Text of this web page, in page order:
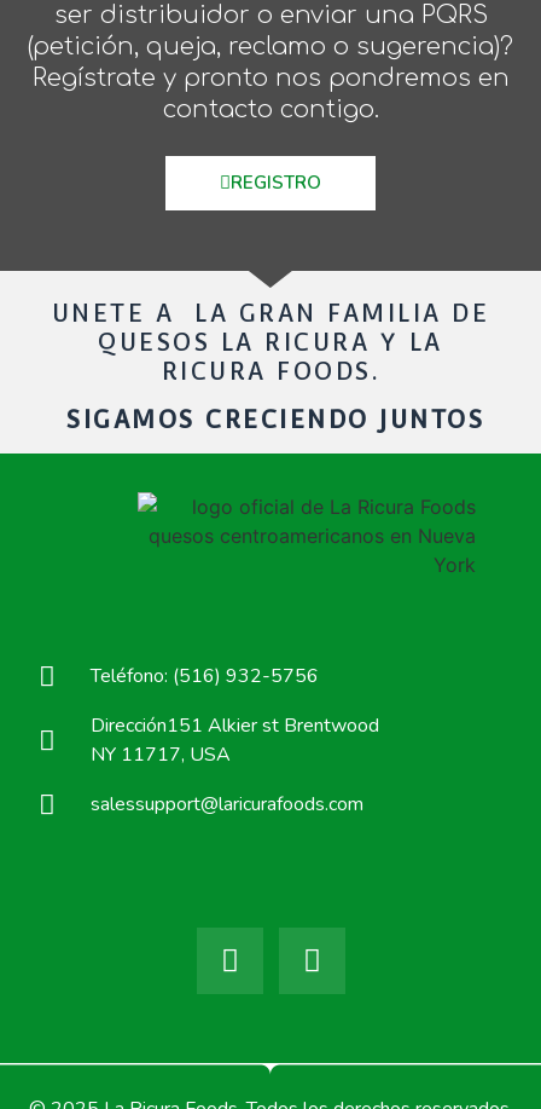
ser distribuidor o enviar una PQRS
(petición, queja, reclamo o sugerencia)?
Regístrate y pronto nos pondremos en
contacto contigo.
REGISTRO
UNETE A LA GRAN FAMILIA DE
QUESOS LA RICURA Y LA
RICURA FOODS.
SIGAMOS CRECIENDO JUNTOS
Teléfono: (516) 932-5756
Dirección151 Alkier st Brentwood
NY 11717, USA
salessupport@laricurafoods.com